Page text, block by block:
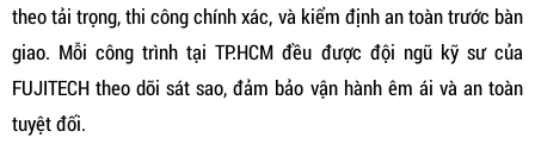
theo tải trọng, thi công chính xác, và kiểm định an toàn trước bàn
giao. Mỗi công trình tại TP.HCM đều được đội ngũ kỹ sư của
FUJITECH theo dõi sát sao, đảm bảo vận hành êm ái và an toàn
tuyệt đối.